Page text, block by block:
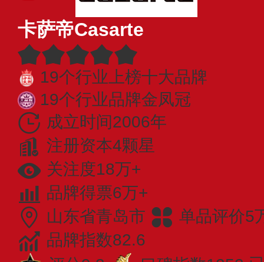
卡萨帝Casarte
19个行业上榜十大品牌
19个行业品牌金凤冠
成立时间2006年
注册资本4颗星
关注度18万+
品牌得票6万+
山东省青岛市
单品评价5
品牌指数82.6